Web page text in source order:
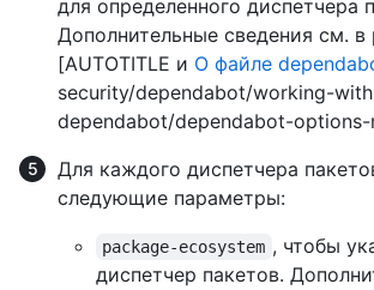
для определенного диспетчера
Дополнительные сведения см. в
[AUTOTITLE и О файле
security/dependabot/working-
dependabot/dependabot-options-
Для каждого диспетчера
следующие параметры:
package-ecosystem , чтобы
диспетчер пакетов.